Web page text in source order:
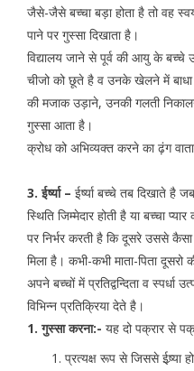
जैसे-जैसे बच्चा बड़ा होता है तो वह
पाने पर गुस्सा दिखाता है।
विद्यालय जाने से पूर्व की आयु के
चीजो को छूते है व उनके खेलने में बाधा
की मजाक उड़ाने, उनकी गलती
गुस्सा आता है।
क्रोध को अभिव्यक्त करने का ढ़ंग
3. ईर्ष्या – ईर्ष्या बच्चे तब दिखाते है
स्थिति जिम्मेदार होती है या बच्चा
पर निर्भर करती है कि दूसरे उससे
मिला है। कभी-कभी माता-पिता
अपने बच्चों में प्रतिद्वन्दिता व स्पर्धा
विभिन्न प्रतिक्रिया देते है।
1. गुस्सा करना:- यह दो पक्रार से
प्रत्यक्ष रूप से जिससे ईष्र्या